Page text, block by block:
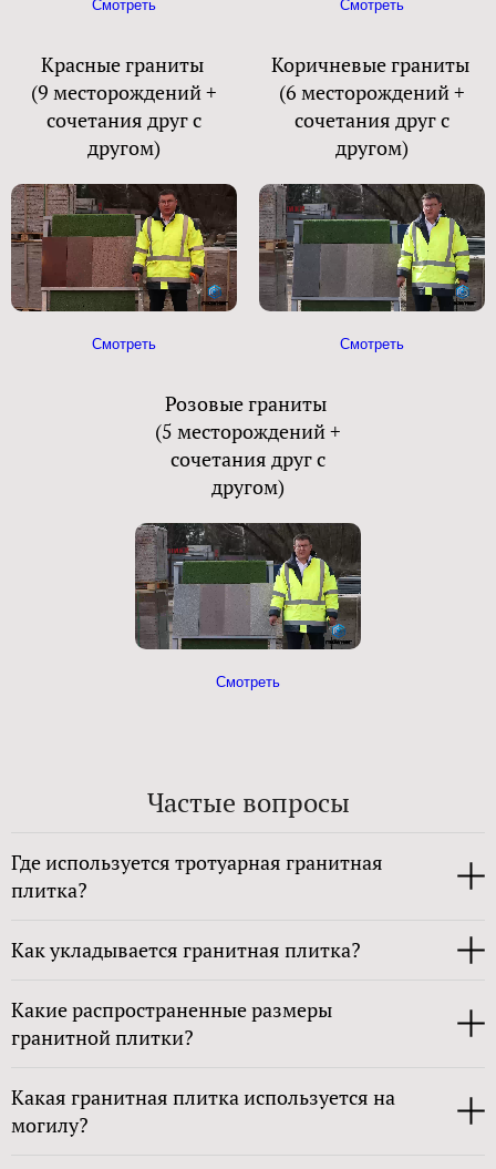
Смотреть Смотреть
Красные граниты
(9 месторождений +
сочетания друг с
другом)
Смотреть
Коричневые граниты
(6 месторождений +
сочетания друг с
другом)
Смотреть
Розовые граниты
(5 месторождений +
сочетания друг с
другом)
Смотреть
Частые вопросы
Где используется тротуарная гранитная
плитка?
Как укладывается гранитная плитка?
Какие распространенные размеры
гранитной плитки?
Какая гранитная плитка используется на
могилу?